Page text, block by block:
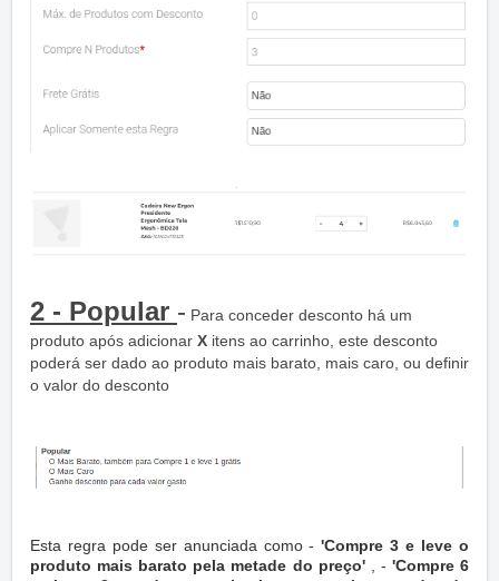
2 - Popular - Para conceder desconto há um
produto após adicionar X itens ao carrinho, este desconto
poderá ser dado ao produto mais barato, mais caro, ou definir
o valor do desconto
Esta regra pode ser anunciada como -'Compre 3 e leve o
produto mais barato pela metade do preço', - 'Compre 6